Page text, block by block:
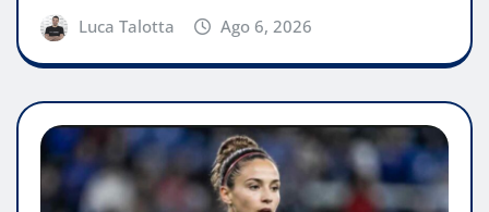
Luca Talotta Ago 6, 2026